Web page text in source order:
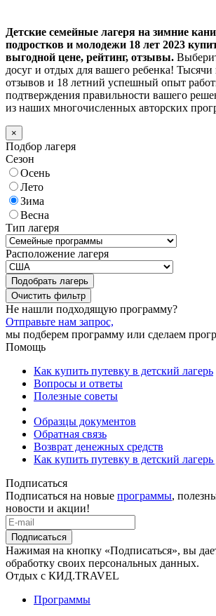
Детские семейные лагеря на зимние
подростков и молодежи 18 лет 2023
выгодной цене, рейтинг, отзывы.
досуг и отдых для вашего ребенка!
отзывов и 18 летний успешный опыт
подтверждения правильности вашего
из наших многочисленных авторских
×
Подбор лагеря
Сезон
Осень
Лето
Зима
Весна
Тип лагеря
Расположение лагеря
Подобрать лагерь
Не нашли подходящую программу?
Отправьте нам запрос,
мы подберем программу или сделаем
Помощь
Как купить путевку в детский лагерь
Вопросы и ответы
Полезные советы
Образцы документов
Обратная связь
Возврат денежных средств
Как купить путевку в детский
Подписаться
Подписаться на новые программы,
новости и акции!
Подписаться
Нажимая на кнопку «Подписаться», вы
обработку своих персональных данных.
Отдых с КИД.TRAVEL
Программы